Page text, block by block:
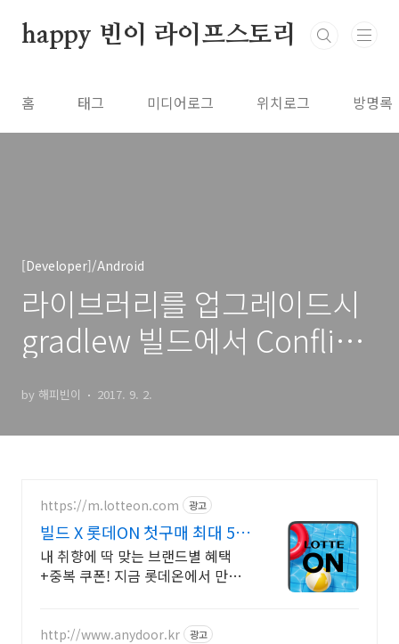
happy 빈이 라이프스토리
홈 태그 미디어로그 위치로그 방명록
[Developer]/Android
라이브러리를 업그레이드시
gradlew 빌드에서 Conflict
by 해피빈이 2017. 9. 2.
https://m.lotteon.com 광고
빌드 X 롯데ON 첫구매 최대 5천
원 혜택!
내 취향에 딱 맞는 브랜드별 혜택
+중복 쿠폰! 지금 롯데온에서 만나
http://www.anydoor.kr 광고